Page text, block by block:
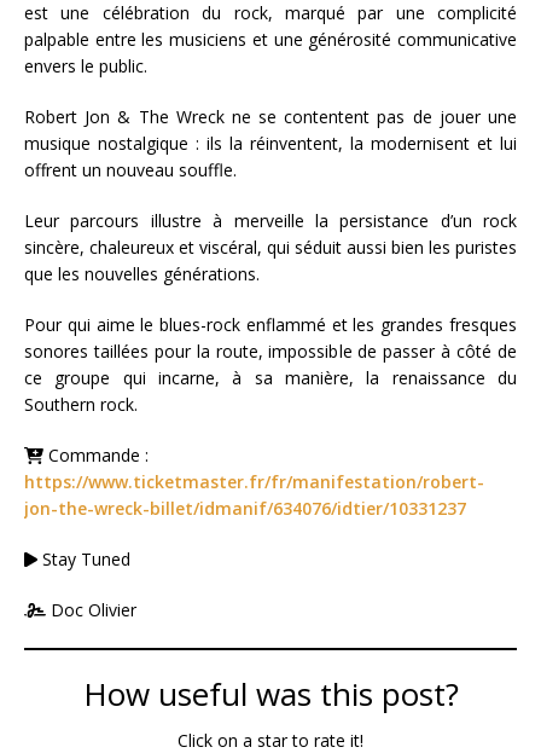
est une célébration du rock, marqué par une complicité
palpable entre les musiciens et une générosité communicative
envers le public.
Robert Jon & The Wreck ne se contentent pas de jouer une
musique nostalgique : ils la réinventent, la modernisent et lui
offrent un nouveau souffle.
Leur parcours illustre à merveille la persistance d’un rock
sincère, chaleureux et viscéral, qui séduit aussi bien les puristes
que les nouvelles générations.
Pour qui aime le blues-rock enflammé et les grandes fresques
sonores taillées pour la route, impossible de passer à côté de
ce groupe qui incarne, à sa manière, la renaissance du
Southern rock.
Commande :
https://www.ticketmaster.fr/fr/manifestation/robert-
jon-the-wreck-billet/idmanif/634076/idtier/10331237
Stay Tuned
Doc Olivier
How useful was this post?
Click on a star to rate it!